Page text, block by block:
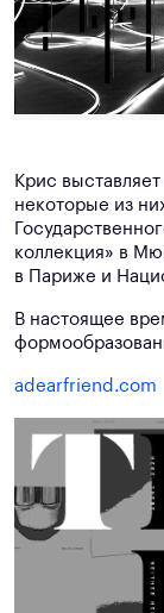
Крис
некоторые из
коллекция» в
в Париже и
В настоящее
adearfriend.com